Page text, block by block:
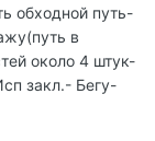
обходной путь-
в
около 4 штук-
закл.- Бегу-